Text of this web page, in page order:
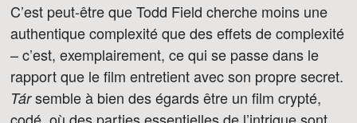
C’est peut-être que Todd Field cherche moins une
authentique complexité que des effets de complexité
– c’est, exemplairement, ce qui se passe dans le
rapport que le film entretient avec son propre secret.
Társemble à bien des égards être un film crypté,